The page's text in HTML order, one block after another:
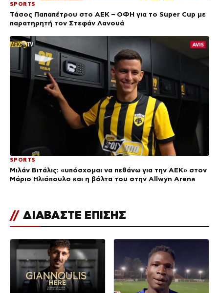
SPORTS
Τάσος Παπαπέτρου στο ΑΕΚ – ΟΦΗ για το Super Cup με
παρατηρητή τον Στεφάν Λανουά
SPORTS
Μιλάν Βιτάλις: «υπόσχομαι να πεθάνω για την ΑΕΚ» στον
Μάριο Ηλιόπουλο και η βόλτα του στην Allwyn Arena
// ΔΙΑΒΑΣΤΕ ΕΠΙΣΗΣ